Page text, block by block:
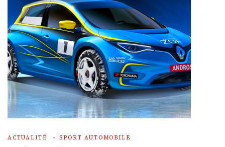
ACTUALITÉ
SPORT AUTOMOBILE